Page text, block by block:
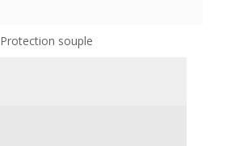
Protection souple